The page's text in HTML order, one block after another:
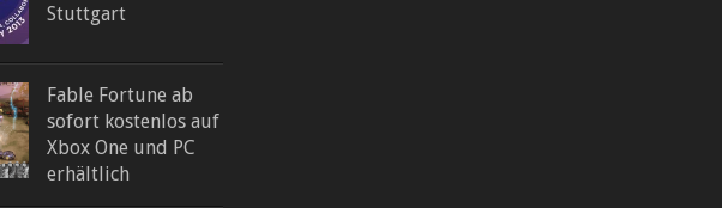
Stuttgart
Fable Fortune ab
sofort kostenlos auf
Xbox One und PC
erhältlich